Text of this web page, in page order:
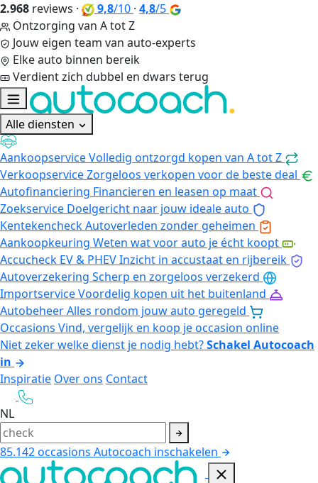
2.968 reviews · 9,8/10 · 4,8/5
Ontzorging van A tot Z
Jouw eigen team van auto-experts
Elke auto binnen bereik
Verdient zich dubbel en dwars terug
Alle diensten
AankoopserviceVolledig ontzorgd kopen van A tot Z
VerkoopserviceZorgeloos verkopen voor de beste deal
Autofinanciering Financieren en leasen op maat
Zoekservice Doelgericht naar jouw ideale auto
KentekencheckAutoverleden zonder geheimen
Aankoopkeuring Weten wat voor auto je écht koopt
Accucheck EV & PHEVInzicht in accustaat en rijbereik
Autoverzekering Scherp en zorgeloos verzekerd
ImportserviceVoordelig kopen uit het buitenland
AutobeheerAlles rondom jouw auto geregeld
Occasions Vind, vergelijk en koop je occasion online
Niet zeker welke dienst je nodig hebt?Schakel Autocoach
in
Inspiratie Over ons Contact
NL
85.142occasions Autocoach inschakelen